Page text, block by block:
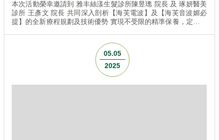
本次活動榮幸邀請到 雅丰絲漾生髮診所陳昱璁 院長 及 琢妍醫美
診所 王彥文 院長 共同深入剖析【海芙電波】及【海芙音波媚必
提】的全新療程規劃及技術優勢 實現不受限的精準保養，定義未
市西屯區市政路77號（捷運水安宮站步行約9分鐘） *本次僅限優
擎科技合作診所從業人員參加，報...
05.05
2025